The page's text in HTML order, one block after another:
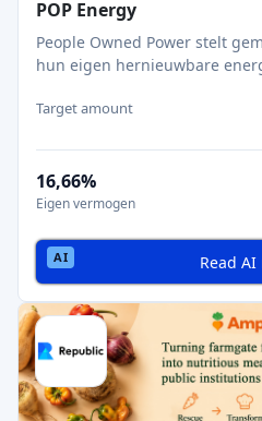
POP Energy
People Owned Power stelt
hun eigen hernieuwbare
Target amount
16,66%
Eigen vermogen
Read